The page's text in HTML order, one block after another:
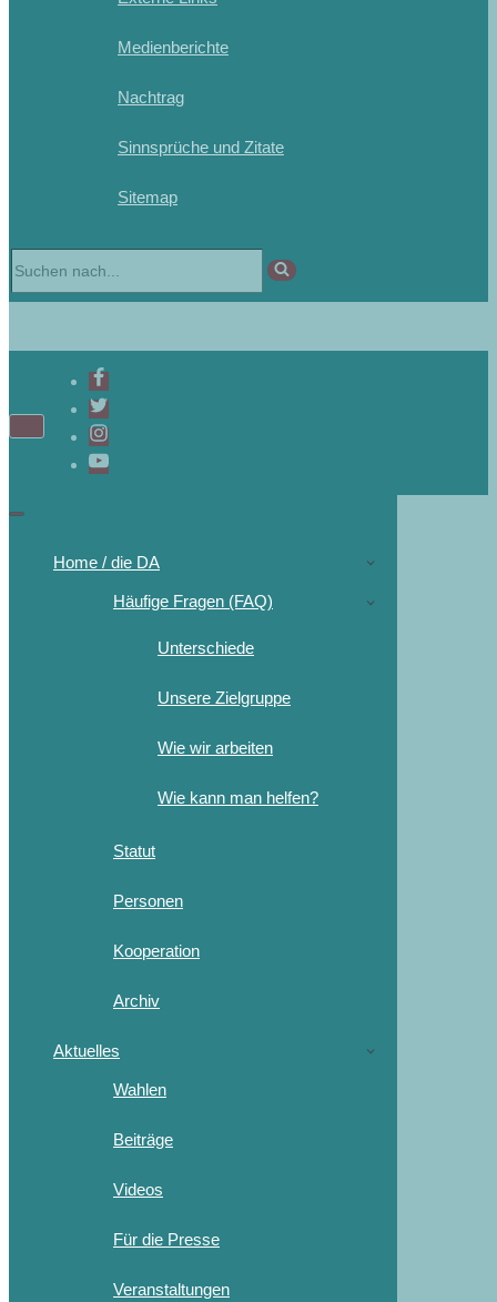
Medienberichte
Nachtrag
Sinnsprüche und Zitate
Sitemap
Navigations-
Navigations-
Home / die DA
Häufige Fragen (FAQ)
Unterschiede
Unsere Zielgruppe
Wie wir arbeiten
Wie kann man helfen?
Statut
Personen
Kooperation
Archiv
Aktuelles
Wahlen
Beiträge
Videos
Für die Presse
Veranstaltungen